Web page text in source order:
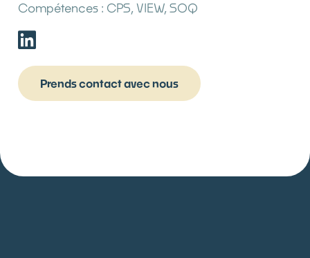
Compétences : CPS, VIEW, SOQ
Prends contact avec nous